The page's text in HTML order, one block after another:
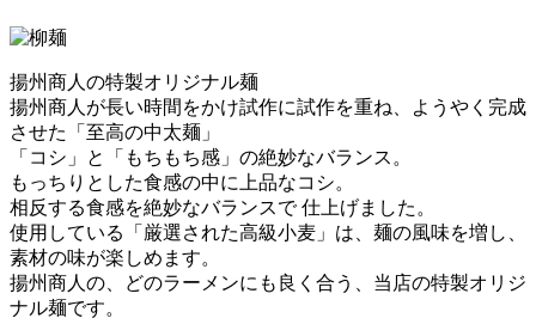
揚州商人の特製オリジナル麺
揚州商人が長い時間をかけ試作に試作を重ね、ようやく完成
させた「至高の中太麺」
「コシ」と「もちもち感」の絶妙なバランス。
もっちりとした食感の中に上品なコシ。
相反する食感を絶妙なバランスで 仕上げました。
使用している「厳選された高級小麦」は、麺の風味を増し、
素材の味が楽しめます。
揚州商人の、どのラーメンにも良く合う、当店の特製オリジ
ナル麺です。